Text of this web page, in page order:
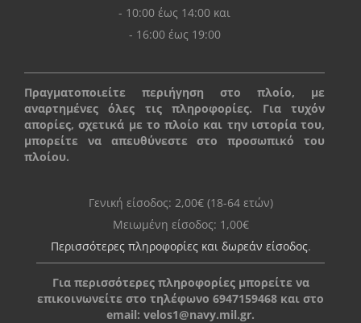
- 10:00 έως 14:00 και
- 16:00 έως 19:00
Πραγματοποιείτε περιήγηση στο πλοίο, με
αναρτημένες όλες τις πληροφορίες. Για τυχόν
απορίες, σχετικά με το πλοίο και την ιστορία του,
μπορείτε να απευθύνεστε στο προσωπικό του
πλοίου.
Γενική είσοδος: 2,00€ (18-64 ετών)
Μειωμένη είσοδος: 1,00€
Περισσότερες πληροφορίες και δωρεάν είσοδος.
Για περισσότερες πληροφορίες μπορείτε να
επικοινωνείτε στο τηλέφωνο 6947159468 και στο
email: velos1@navy.mil.gr.